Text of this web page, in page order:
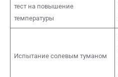
тест на повышение
температуры
Испытание солевым туманом